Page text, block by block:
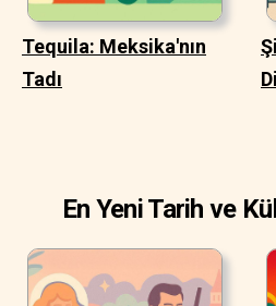
Tequila: Meksika'nın
Tadı
En Yeni Tarih ve